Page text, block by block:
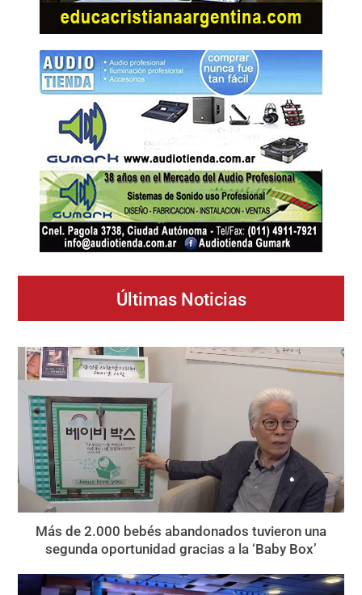
Últimas Noticias
Más de 2.000 bebés abandonados tuvieron una
segunda oportunidad gracias a la ‘Baby Box’